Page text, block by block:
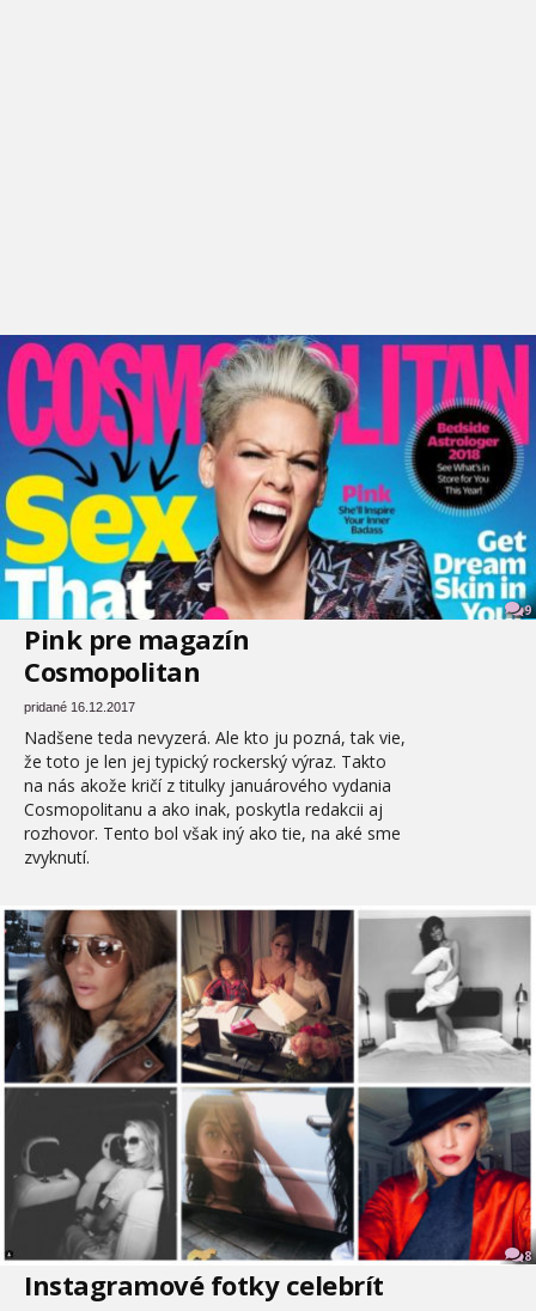
9
Pink pre magazín
Cosmopolitan
pridané 16.12.2017
Nadšene teda nevyzerá. Ale kto ju pozná, tak vie,
že toto je len jej typický rockerský výraz. Takto
na nás akože kričí z titulky januárového vydania
Cosmopolitanu a ako inak, poskytla redakcii aj
rozhovor. Tento bol však iný ako tie, na aké sme
zvyknutí.
8
Instagramové fotky celebrít